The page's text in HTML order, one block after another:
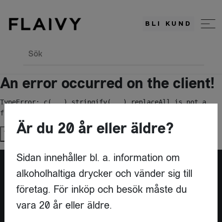
BLI KUND
Sök
An error occurred on the client!
TypeError: c(...).stringify(...).replaceAll is not a
function
Try again
Är du leverantör?
Är du 20 år eller äldre?
Sidan innehåller bl. a. information om
alkoholhaltiga drycker och vänder sig till
företag. För inköp och besök måste du
vara 20 år eller äldre.